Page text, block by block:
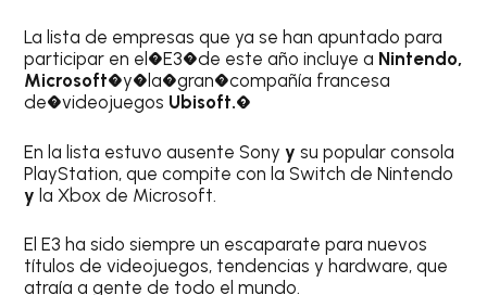
La lista de empresas que ya se han apuntado para
participar en el�E3�de este año incluye a Nintendo,
Microsoft�y�la�gran�compañía francesa
de�videojuegos Ubisoft.�
En la lista estuvo ausente Sonyy su popular consola
PlayStation, que compite con la Switch de Nintendo
y la Xbox de Microsoft.
El E3 ha sido siempre un escaparate para nuevos
títulos de videojuegos, tendencias y hardware, que
atraía a gente de todo el mundo.